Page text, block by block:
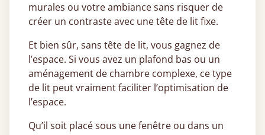
murales ou votre ambiance sans risquer de
créer un contraste avec une tête de lit fixe.
Et bien sûr, sans tête de lit, vous gagnez de
l’espace. Si vous avez un plafond bas ou un
aménagement de chambre complexe, ce type
de lit peut vraiment faciliter l’optimisation de
l’espace.
Qu’il soit placé sous une fenêtre ou dans un